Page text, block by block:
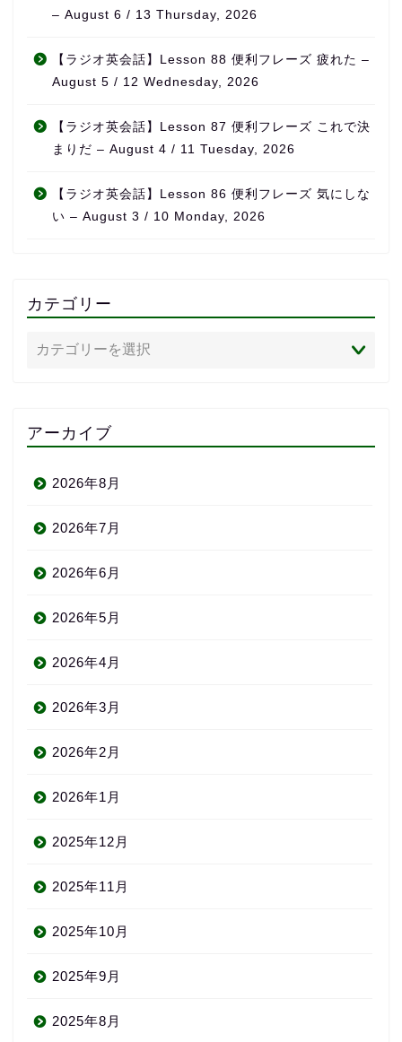
– August 6 / 13 Thursday, 2026
【ラジオ英会話】Lesson 88 便利フレーズ 疲れた –
August 5 / 12 Wednesday, 2026
【ラジオ英会話】Lesson 87 便利フレーズ これで決
まりだ – August 4 / 11 Tuesday, 2026
【ラジオ英会話】Lesson 86 便利フレーズ 気にしな
い – August 3 / 10 Monday, 2026
カテゴリー
アーカイブ
2026年8月
2026年7月
2026年6月
2026年5月
2026年4月
2026年3月
2026年2月
2026年1月
2025年12月
2025年11月
2025年10月
2025年9月
2025年8月